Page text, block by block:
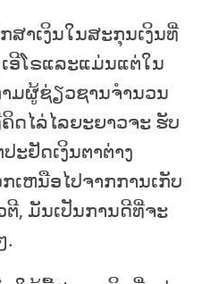
າເງິນໃນສະກຸນເງິນທີ່
ເອີໂຣແລະແມ່ນແຕ່ໃນ
ມຜູ້ຊ່ຽວຊານຈໍານວນ
ດໄລ່ໄລຍະຍາວຈະ ຮັບ
ະຢັດເງິນຕາຕ່າງ
ເຫນືອໄປຈາກການເກັບ
ຕີ, ມັນເປັນການດີທີ່ຈະ
.